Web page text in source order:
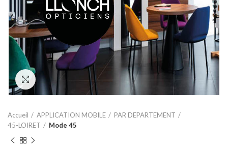
Click to enlarge
Accueil APPLICATION MOBILE
PAR DEPARTEMENT
45-LOIRET
Mode 45